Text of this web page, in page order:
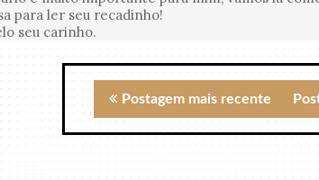
para ler seu recadinho!
seu carinho.
Postagem mais recente